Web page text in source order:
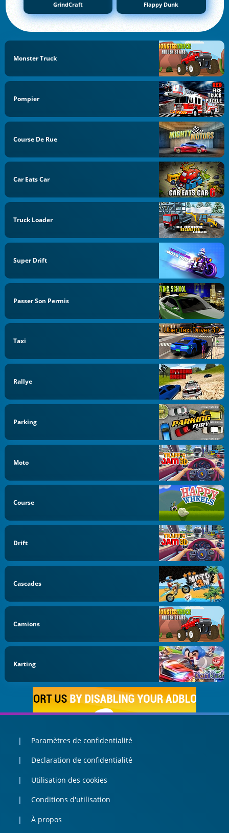
GrindCraft Flappy Dunk
Monster Truck
Pompier
Course De Rue
Car Eats Car
Truck Loader
Super Drift
Passer Son Permis
Taxi
Rallye
Parking
Moto
Course
Drift
Cascades
Camions
Karting
Paramètres de confidentialité
Declaration de confidentialité
Utilisation des cookies
Conditions d'utilisation
À propos